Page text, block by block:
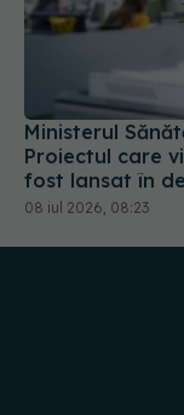
Ministerul
Proiectul care
fost lansat în
08 iul 2026, 08:23